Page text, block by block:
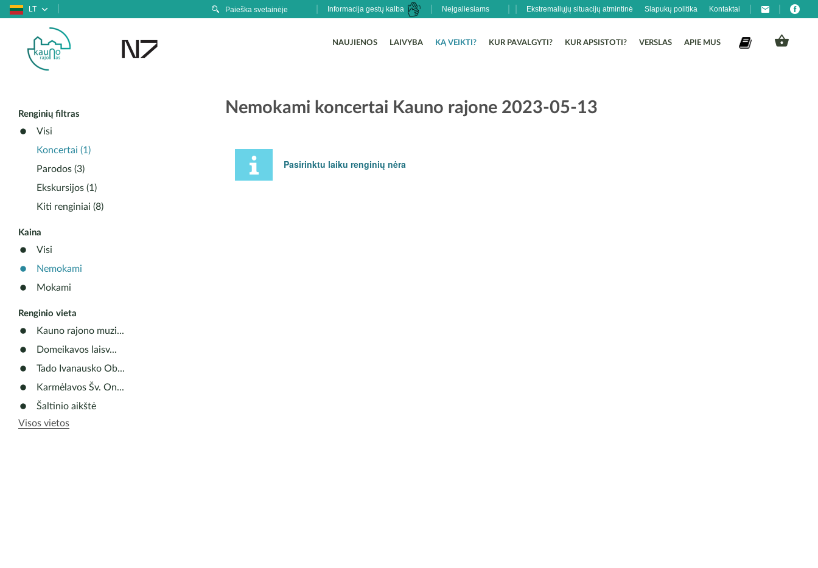
LT Ekstremaliųjų situacijų atmintinė Slapukų politika Kontaktai
Neįgaliesiams
Informacija gestų kalba
NAUJIENOS LAIVYBA KĄ VEIKTI? KUR PAVALGYTI? KUR APSISTOTI? VERSLAS APIE MUS
Renginių filtras
Visi
Koncertai (1)
Parodos (3)
Ekskursijos (1)
Kiti renginiai (8)
Kaina
Visi
Nemokami
Mokami
Renginio vieta
Kauno rajono muzi...
Domeikavos laisv...
Tado Ivanausko Ob...
Karmėlavos Šv. On...
Šaltinio aikštė
Visos vietos
Nemokami koncertai Kauno rajone 2023-05-13
Pasirinktu laiku renginių nėra